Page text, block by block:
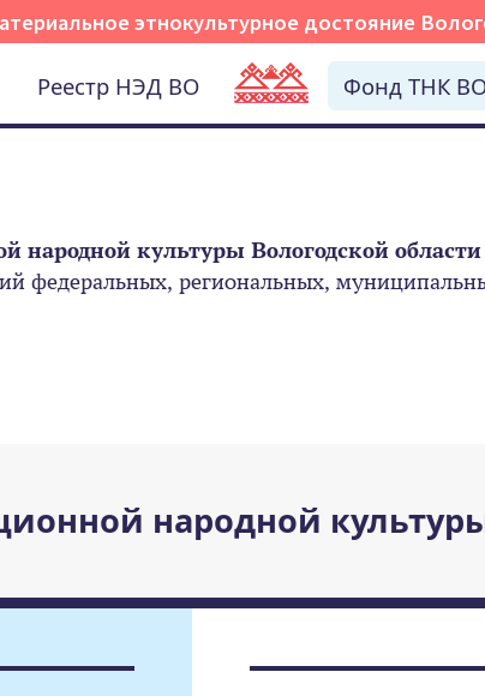
этнокультурное достояние
Реестр НЭД ВО Фонд ТНК
народной культуры Вологодской области
федеральных, региональных,
народной